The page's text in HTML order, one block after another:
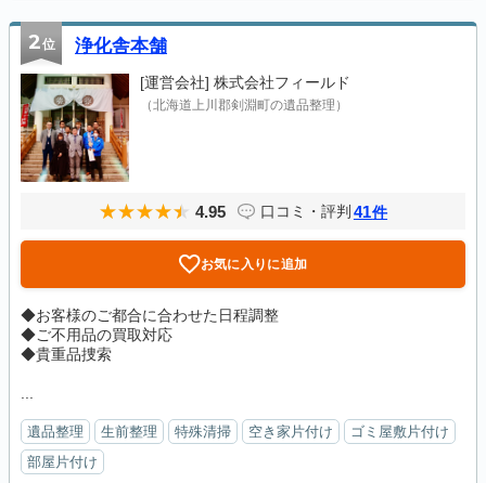
2位 浄化舎本舗
[運営会社] 株式会社フィールド
（北海道上川郡剣淵町の遺品整理）
4.95 口コミ・評判 41件
お気に入りに追加
◆お客様のご都合に合わせた日程調整
◆ご不用品の買取対応
◆貴重品捜索
遺品整理 生前整理 特殊清掃 空き家片付け
ゴミ屋敷片付け
部屋片付け